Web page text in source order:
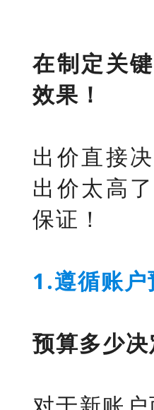
在制定关
效果！
出价直接
出价太高
保证！
1.遵循账户
预算多少